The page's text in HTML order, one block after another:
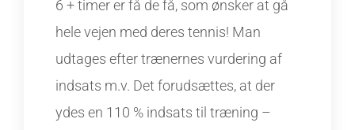
6 + timer er få de få, som ønsker at gå
hele vejen med deres tennis! Man
udtages efter trænernes vurdering af
indsats m.v. Det forudsættes, at der
ydes en 110 % indsats til træning –